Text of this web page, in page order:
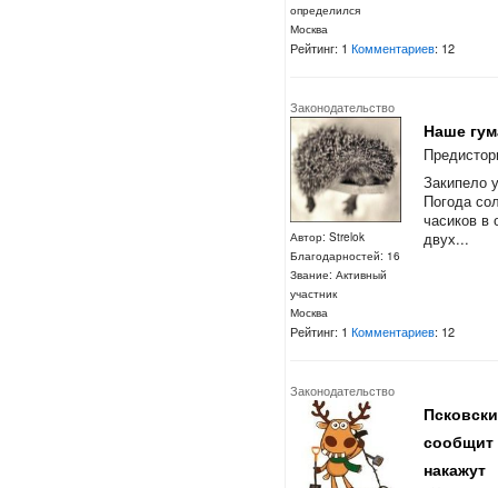
определился
Москва
Рейтинг: 1Комментариев: 12
Законодательство
Автор: Strelok
Благодарностей: 16
Звание: Активный
участник
Москва
Наше
Закипело
Погода
часиков в
двух...
Рейтинг: 1Комментариев: 12
Законодательство
сообщит
накажут